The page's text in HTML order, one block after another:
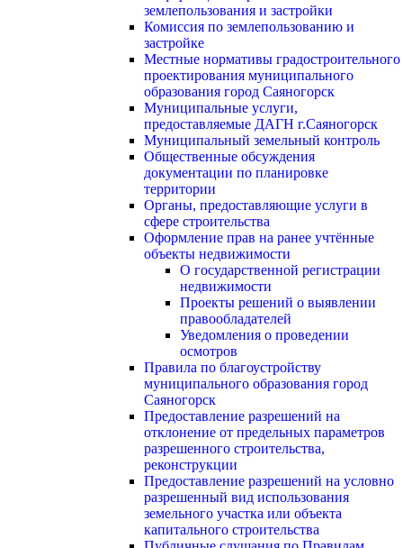
землепользования и застройки
Комиссия по землепользованию и
застройке
Местные нормативы градостроительного
проектирования муниципального
образования город Саяногорск
Муниципальные услуги,
предоставляемые ДАГН г.Саяногорск
Муниципальный земельный контроль
Общественные обсуждения
документации по планировке
территории
Органы, предоставляющие услуги в
сфере строительства
Оформление прав на ранее учтённые
объекты недвижимости
О государственной регистрации
недвижимости
Проекты решений о выявлении
правообладателей
Уведомления о проведении
осмотров
Правила по благоустройству
муниципального образования город
Саяногорск
Предоставление разрешений на
отклонение от предельных параметров
разрешенного строительства,
реконструкции
Предоставление разрешений на условно
разрешенный вид использования
земельного участка или объекта
капитального строительства